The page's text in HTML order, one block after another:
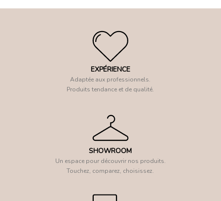
EXPÉRIENCE
Adaptée aux professionnels.
Produits tendance et de qualité.
SHOWROOM
Un espace pour découvrir nos produits.
Touchez, comparez, choisissez.